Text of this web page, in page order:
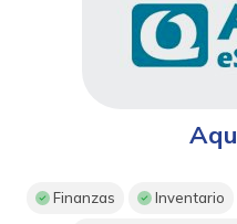
Finanzas Inventario